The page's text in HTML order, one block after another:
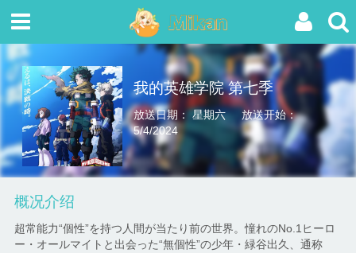
我的英雄学院 第七季
放送日期： 星期六
放送开始：
5/4/2024
概况介绍
超常能力“個性”を持つ人間が当たり前の世界。憧れのNo.1ヒーロ
ー・オールマイトと出会った“無個性”の少年・緑谷出久、通称